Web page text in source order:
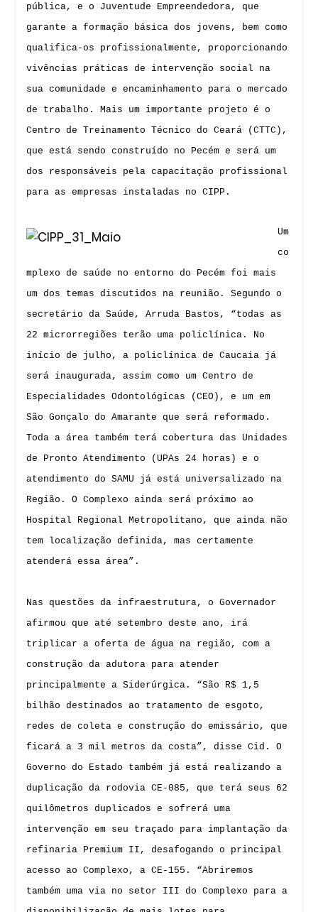
pública, e o Juventude Empreendedora, que
garante a formação básica dos jovens, bem como
qualifica-os profissionalmente, proporcionando
vivências práticas de intervenção social na
sua comunidade e encaminhamento para o mercado
de trabalho. Mais um importante projeto é o
Centro de Treinamento Técnico do Ceará (CTTC),
que está sendo construído no Pecém e será um
dos responsáveis pela capacitação profissional
para as empresas instaladas no CIPP.
Um
co
mplexo de saúde no entorno do Pecém foi mais
um dos temas discutidos na reunião. Segundo o
secretário da Saúde, Arruda Bastos, “todas as
22 microrregiões terão uma policlínica. No
início de julho, a policlínica de Caucaia já
será inaugurada, assim como um Centro de
Especialidades Odontológicas (CEO), e um em
São Gonçalo do Amarante que será reformado.
Toda a área também terá cobertura das Unidades
de Pronto Atendimento (UPAs 24 horas) e o
atendimento do SAMU já está universalizado na
Região. O Complexo ainda será próximo ao
Hospital Regional Metropolitano, que ainda não
tem localização definida, mas certamente
atenderá essa área”.
Nas questões da infraestrutura, o Governador
afirmou que até setembro deste ano, irá
triplicar a oferta de água na região, com a
construção da adutora para atender
principalmente a Siderúrgica. “São R$ 1,5
bilhão destinados ao tratamento de esgoto,
redes de coleta e construção do emissário, que
ficará a 3 mil metros da costa”, disse Cid. O
Governo do Estado também já está realizando a
duplicação da rodovia CE-085, que terá seus 62
quilômetros duplicados e sofrerá uma
intervenção em seu traçado para implantação da
refinaria Premium II, desafogando o principal
acesso ao Complexo, a CE-155. “Abriremos
também uma via no setor III do Complexo para a